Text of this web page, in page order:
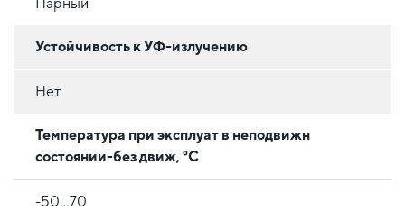
Устойчивость к УФ-излучению
Нет
Температура при эксплуат в неподвижн
состоянии-без движ, °C
-50…70